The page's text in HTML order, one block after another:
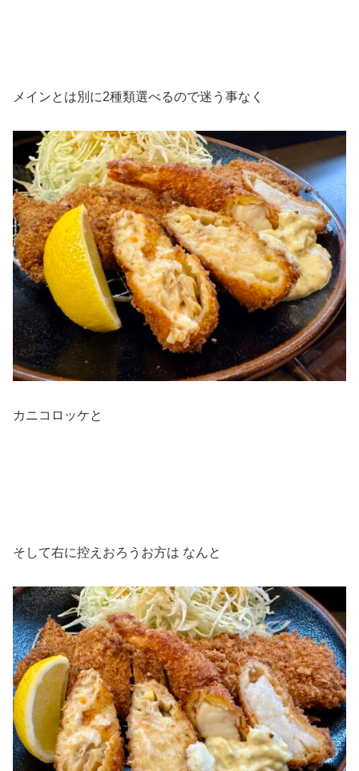
メインとは別に2種類選べるので迷う事なく
カニコロッケと
そして右に控えおろうお方は なんと